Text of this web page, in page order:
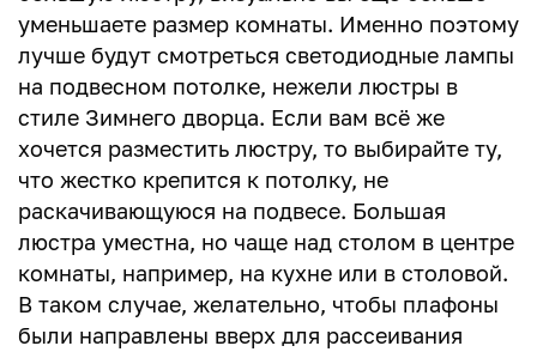
уменьшаете размер комнаты. Именно поэтому
лучше будут смотреться светодиодные лампы
на подвесном потолке, нежели люстры в
стиле Зимнего дворца. Если вам всё же
хочется разместить люстру, то выбирайте ту,
что жестко крепится к потолку, не
раскачивающуюся на подвесе. Большая
люстра уместна, но чаще над столом в центре
комнаты, например, на кухне или в столовой.
В таком случае, желательно, чтобы плафоны
были направлены вверх для рассеивания